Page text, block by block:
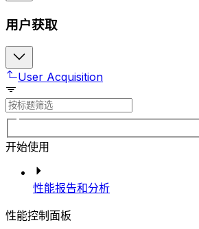
用户获取
User Acquisition
开始使用
性能报告和分析
性能控制面板